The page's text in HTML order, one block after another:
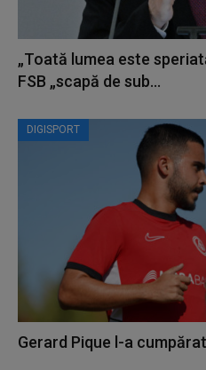
„Toată lumea este
FSB „scapă de sub...
DIGISPORT
Gerard Pique l-a